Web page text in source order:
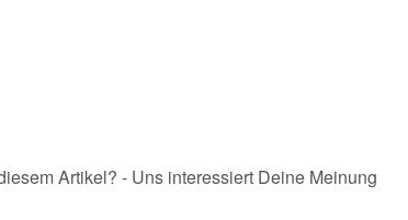
Artikel? - Uns interessiert Deine Meinung